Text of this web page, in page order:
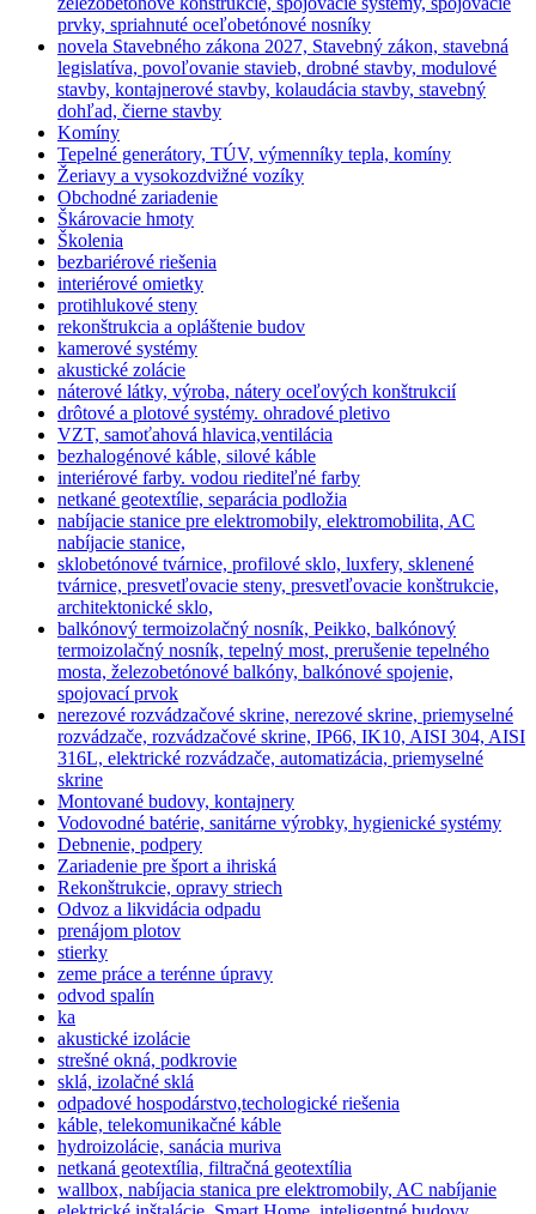
prvky, spriahnuté oceľobetónové nosníky
novela Stavebného zákona 2027, Stavebný zákon, stavebná
legislatíva, povoľovanie stavieb, drobné stavby, modulové
stavby, kontajnerové stavby, kolaudácia stavby, stavebný
dohľad, čierne stavby
Komíny
Tepelné generátory, TÚV, výmenníky tepla, komíny
Žeriavy a vysokozdvižné vozíky
Obchodné zariadenie
Škárovacie hmoty
Školenia
bezbariérové riešenia
interiérové omietky
protihlukové steny
rekonštrukcia a opláštenie budov
kamerové systémy
akustické zolácie
náterové látky, výroba, nátery oceľových konštrukcií
drôtové a plotové systémy. ohradové pletivo
VZT, samoťahová hlavica,ventilácia
bezhalogénové káble, silové káble
interiérové farby. vodou riediteľné farby
netkané geotextílie, separácia podložia
nabíjacie stanice pre elektromobily, elektromobilita, AC
nabíjacie stanice,
sklobetónové tvárnice, profilové sklo, luxfery, sklenené
tvárnice, presvetľovacie steny, presvetľovacie konštrukcie,
architektonické sklo,
balkónový termoizolačný nosník, Peikko, balkónový
termoizolačný nosník, tepelný most, prerušenie tepelného
mosta, železobetónové balkóny, balkónové spojenie,
spojovací prvok
nerezové rozvádzačové skrine, nerezové skrine, priemyselné
rozvádzače, rozvádzačové skrine, IP66, IK10, AISI 304, AISI
316L, elektrické rozvádzače, automatizácia, priemyselné
skrine
Montované budovy, kontajnery
Vodovodné batérie, sanitárne výrobky, hygienické systémy
Debnenie, podpery
Zariadenie pre šport a ihriská
Rekonštrukcie, opravy striech
Odvoz a likvidácia odpadu
prenájom plotov
stierky
zeme práce a terénne úpravy
odvod spalín
ka
akustické izolácie
strešné okná, podkrovie
sklá, izolačné sklá
odpadové hospodárstvo,techologické riešenia
káble, telekomunikačné káble
hydroizolácie, sanácia muriva
netkaná geotextília, filtračná geotextília
wallbox, nabíjacia stanica pre elektromobily, AC nabíjanie